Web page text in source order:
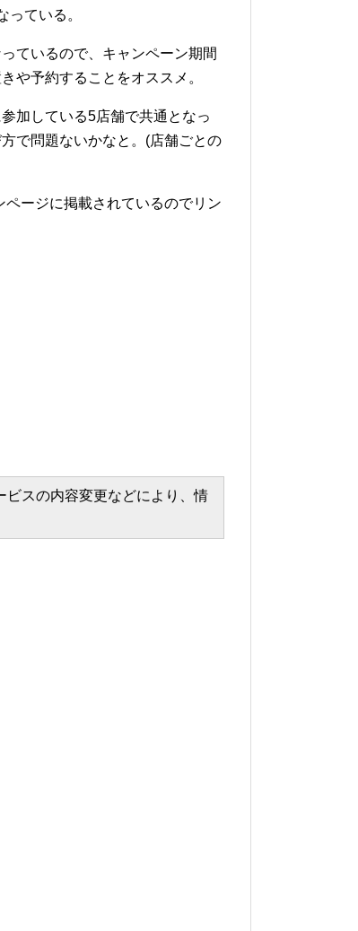
ている。
ているので、キャンペーン期間
や予約することをオススメ。
加している5店舗で共通となっ
で問題ないかなと。(店舗ごとの
ージに掲載されているのでリン
ビスの内容変更などにより、情